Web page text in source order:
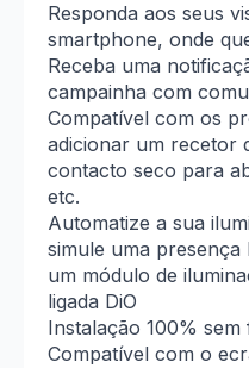
Responda aos seus
smartphone, onde
Receba uma
campainha com
Compatível com os
adicionar um recetor
contacto seco para
etc.
Automatize a sua
simule uma presença
um módulo de
ligada DiO
Instalação 100% sem
Compatível com o